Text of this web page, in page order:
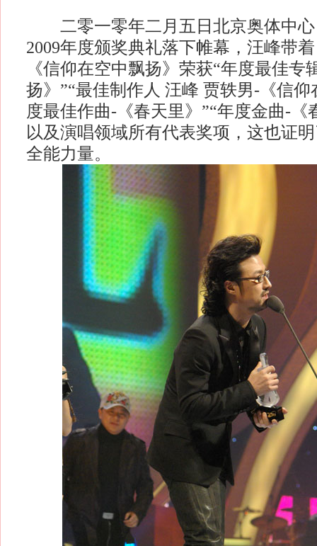
二零一零年二月五日北京奥体中心
2009年度颁奖典礼落下帷幕，汪峰带
《信仰在空中飘扬》荣获“年度最佳专
扬》”“最佳制作人 汪峰 贾轶男-《信仰
度最佳作曲-《春天里》”“年度金曲-《
以及演唱领域所有代表奖项，这也证
全能力量。